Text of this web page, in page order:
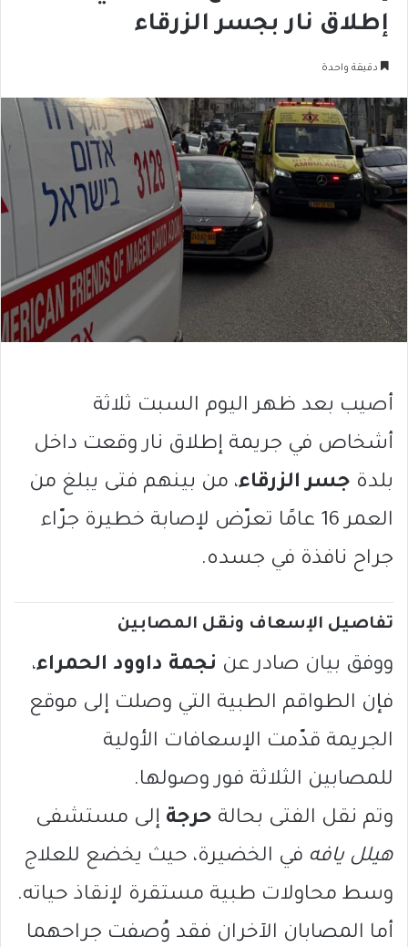
إطلاق نار بجسر الزرقاء
دقيقة واحدة
أصيب بعد ظهر اليوم السبت ثلاثة
أشخاص في جريمة إطلاق نار وقعت داخل
بلدة جسر الزرقاء، من بينهم فتى يبلغ من
العمر 16 عامًا تعرّض لإصابة خطيرة جرّاء
جراح نافذة في جسده.
تفاصيل الإسعاف ونقل المصابين
ووفق بيان صادر عن نجمة داوود الحمراء،
فإن الطواقم الطبية التي وصلت إلى موقع
الجريمة قدّمت الإسعافات الأولية
للمصابين الثلاثة فور وصولها.
وتم نقل الفتى بحالة حرجة إلى مستشفى
هيلل يافه في الخضيرة، حيث يخضع للعلاج
وسط محاولات طبية مستقرة لإنقاذ حياته.
أما المصابان الآخران فقد وُصفت جراحهما